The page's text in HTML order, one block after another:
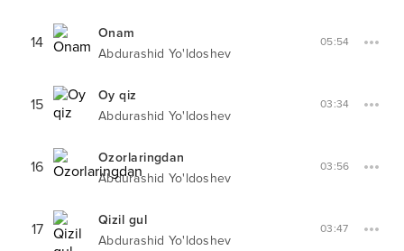
14
Onam
Abdurashid Yo'ldoshev
05:54
15
Oy qiz
Abdurashid Yo'ldoshev
03:34
16
Ozorlaringdan
Abdurashid Yo'ldoshev
03:56
17
Qizil gul
Abdurashid Yo'ldoshev
03:47